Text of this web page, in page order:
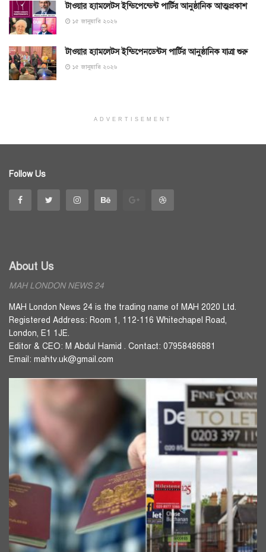
টাওয়ার হ্যামলেটস ইন্ডিপেন্ডেন্ট পার্টির আনুষ্ঠানিক আত্মপ্রকাশ
১৫ জানুয়ারি ২০২৬
টাওয়ার হ্যামলেটস ইন্ডিপেনডেন্টস পার্টির আনুষ্ঠানিক যাত্রা শুরু
১৫ জানুয়ারি ২০২৬
ADVERTISEMENT
Follow Us
About Us
MAH LONDON NEWS 24
MAH London News 24 is the trading name of MAH 2020 Ltd.
Registered Address: Room 1, 112-116 Whitechapel Road,
London, E1 1JE.
Editor & CEO: M Abdul Hamid . Contact: 07958486881
Email: mahtv.uk@gmail.com